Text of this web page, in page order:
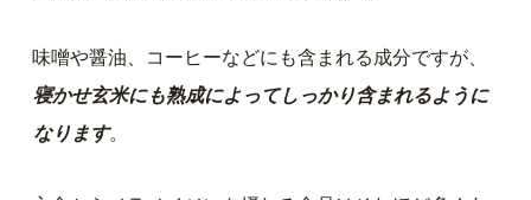
味噌や醤油、コーヒーなどにも含まれる成分ですが、
寝かせ玄米にも熟成によってしっかり含まれるように
なります。